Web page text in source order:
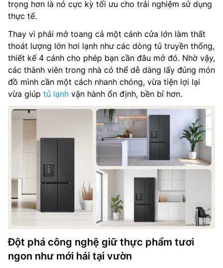
trọng hơn là nó cực kỳ tối ưu cho trải nghiệm sử dụng
thực tế.
Thay vì phải mở toang cả một cánh cửa lớn làm thất
thoát lượng lớn hơi lạnh như các dòng tủ truyền thống,
thiết kế 4 cánh cho phép bạn cần đâu mở đó. Nhờ vậy,
các thành viên trong nhà có thể dễ dàng lấy đúng món
đồ mình cần một cách nhanh chóng, vừa tiện lợi lại
vừa giúp tủ lạnh vận hành ổn định, bền bỉ hơn.
Đột phá công nghệ giữ thực phẩm tươi
ngon như mới hái tại vườn